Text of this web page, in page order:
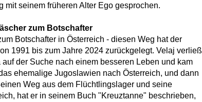
mit seinem früheren Alter Ego gesprochen.
zum Botschafter
Botschafter in Österreich - diesen Weg hat der
1991 bis zum Jahre 2024 zurückgelegt. Velaj verließ
der Suche nach einem besseren Leben und kam
ehemalige Jugoslawien nach Österreich, und dann
Weg aus dem Flüchtlingslager und seine
hat er in seinem Buch "Kreuztanne" beschrieben,